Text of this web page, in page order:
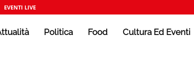
EVENTI LIVE
Politica Food Cultura Ed Eventi